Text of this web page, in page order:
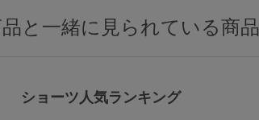
検索を閉じる
と一緒に見られている商品
ショーツ人気ランキング